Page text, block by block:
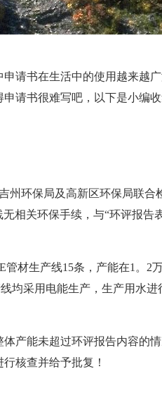
请书在生活中的使用越来越
请书很难写吧，以下是小编
州环保局及高新区环保局联
相关环保手续，与“环评报告
管材生产线15条，产能在1。
均采用电能生产，生产用水
产能未超过环评报告内容的
核查并给予批复！